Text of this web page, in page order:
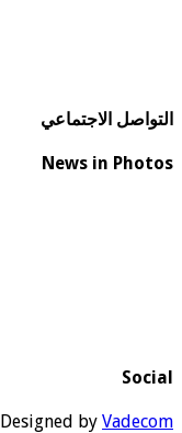
التواصل الاجتماعي
News in Photos
Social
Designed by Vadecom